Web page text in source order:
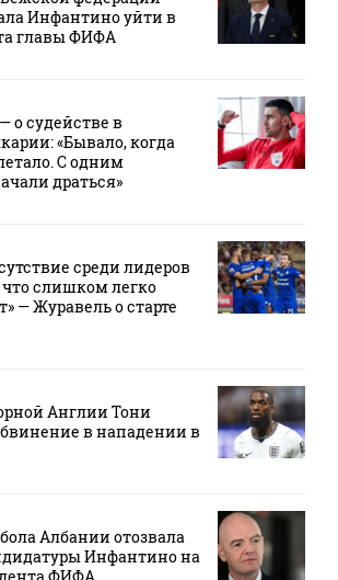
Инфантино уйти в
главы ФИФА
о судействе в
«Бывало, когда
С одним
драться»
среди лидеров
слишком легко
— Журавель о старте
Англии Тони
в нападении в
Албании отозвала
Инфантино на